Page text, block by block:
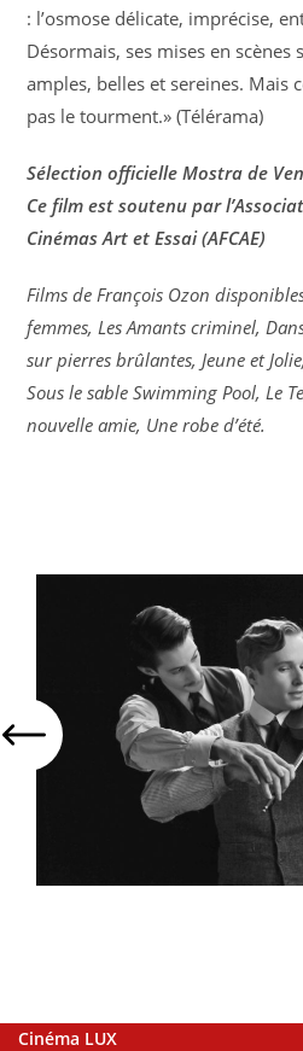
: l’osmose délicate, imprécise,
Désormais, ses mises en scènes
amples, belles et sereines. Mais
pas le tourment.» (Télérama)
Sélection officielle Mostra de
Ce film est soutenu par
Cinémas Art et Essai (AFCAE)
Films de François Ozon
femmes, Les Amants criminel,
sur pierres brûlantes, Jeune et
Sous le sable Swimming Pool, Le
nouvelle amie, Une robe d’été.
Cinéma LUX